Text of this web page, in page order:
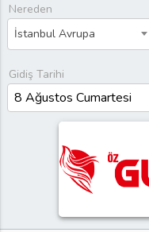
Nereden
İstanbul Avrupa
Gidiş Tarihi